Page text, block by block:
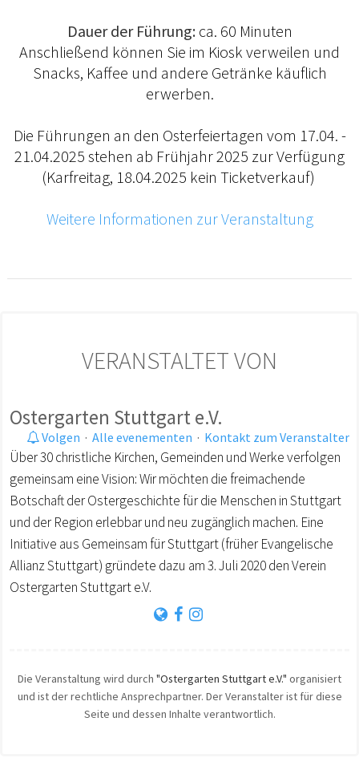
Dauer der Führung:ca. 60 Minuten
Anschließend können Sie im Kiosk verweilen und
Snacks, Kaffee und andere Getränke käuflich
erwerben.
Die Führungen an den Osterfeiertagen vom 17.04. -
21.04.2025 stehen ab Frühjahr 2025 zur Verfügung
(Karfreitag, 18.04.2025 kein Ticketverkauf)
Weitere Informationen zur Veranstaltung
VERANSTALTET VON
Ostergarten Stuttgart e.V.
Volgen · Alle evenementen · Kontakt zum Veranstalter
Über 30 christliche Kirchen, Gemeinden und Werke verfolgen
gemeinsam eine Vision: Wir möchten die freimachende
Botschaft der Ostergeschichte für die Menschen in Stuttgart
und der Region erlebbar und neu zugänglich machen. Eine
Initiative aus Gemeinsam für Stuttgart (früher Evangelische
Allianz Stuttgart) gründete dazu am 3. Juli 2020 den Verein
Ostergarten Stuttgart e.V.
Die Veranstaltung wird durch "Ostergarten Stuttgart e.V." organisiert
und ist der rechtliche Ansprechpartner. Der Veranstalter ist für diese
Seite und dessen Inhalte verantwortlich.